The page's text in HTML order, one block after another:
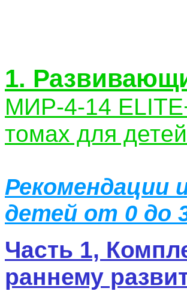
1.
МИР-4-14 ELITE
томах для
Рекомендации
детей от 0 до
Часть 1,
раннему